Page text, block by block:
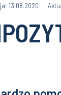
13.08.2020